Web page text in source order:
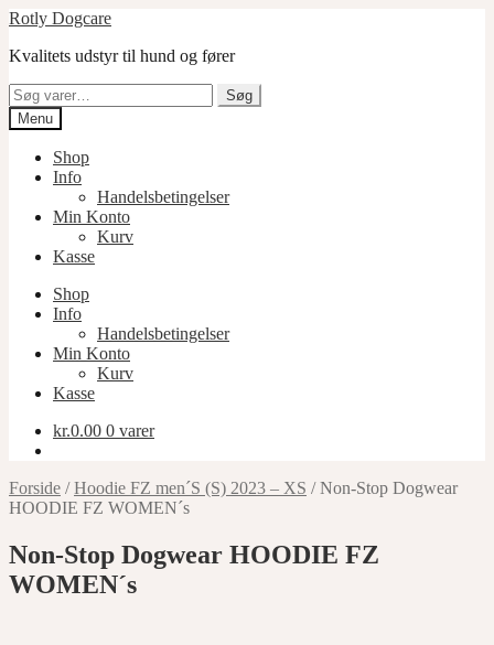
Spring
navigation
Spring
indhold
Rotly Dogcare
Kvalitets udstyr til hund og fører
Søg
efter:
Søg
Menu
Shop
Info
Handelsbetingelser
Min Konto
Kurv
Kasse
Shop
Info
Handelsbetingelser
Min Konto
Kurv
Kasse
kr.0.00 0 varer
Forside /Hoodie FZ men´S (S) 2023 – XS /Non-Stop Dogwear
HOODIE FZ WOMEN´s
Non-Stop Dogwear HOODIE FZ
WOMEN´s